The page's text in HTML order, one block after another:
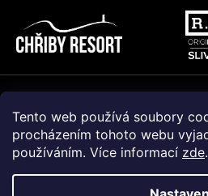
Tento web používá soubory
procházením tohoto webu
používáním. Více informací zde.